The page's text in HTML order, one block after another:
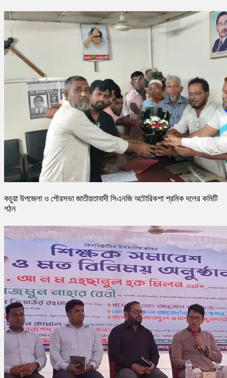
কচুয়া উপজেলা ও পৌরসভা জাতীয়তাবাদী সিএনজি অটোরিকশা শ্রমিক দলের কমিটি
গঠন